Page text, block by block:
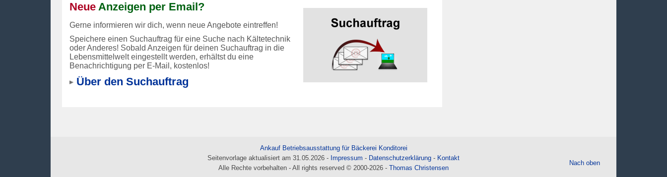
NeueAnzeigen per Email?
Gerne informieren wir dich, wenn neue Angebote eintreffen!
Speichere einen Suchauftrag für eine Suche nach Kältetechnik
oder Anderes! Sobald Anzeigen für deinen Suchauftrag in die
Lebensmittelwelt eingestellt werden, erhältst du eine
Benachrichtigung per E-Mail, kostenlos!
Über den Suchauftrag
Ankauf Betriebsausstattung für Bäckerei Konditorei
Seitenvorlage aktualisiert am 31.05.2026 - Impressum - Datenschutzerklärung - Kontakt
Alle Rechte vorbehalten - All rights reserved © 2000-2026 - Thomas Christensen
Nach oben